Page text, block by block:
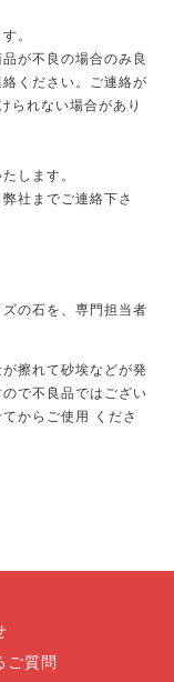
。
が不良の場合のみ良
ください。ご連絡が
られない場合があり
します。
社までご連絡下さ
の石を、専門担当者
擦れて砂埃などが発
で不良品ではござい
からご使用 くださ
ご質問